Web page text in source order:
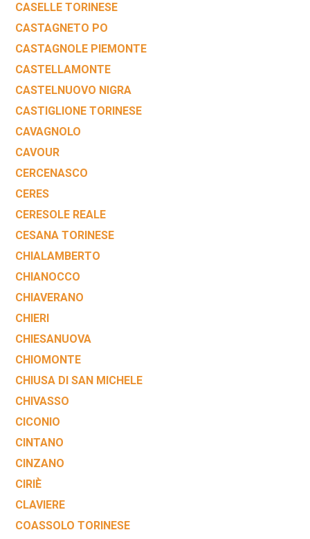
CASELLE TORINESE
CASTAGNETO PO
CASTAGNOLE PIEMONTE
CASTELLAMONTE
CASTELNUOVO NIGRA
CASTIGLIONE TORINESE
CAVAGNOLO
CAVOUR
CERCENASCO
CERES
CERESOLE REALE
CESANA TORINESE
CHIALAMBERTO
CHIANOCCO
CHIAVERANO
CHIERI
CHIESANUOVA
CHIOMONTE
CHIUSA DI SAN MICHELE
CHIVASSO
CICONIO
CINTANO
CINZANO
CIRIÈ
CLAVIERE
COASSOLO TORINESE